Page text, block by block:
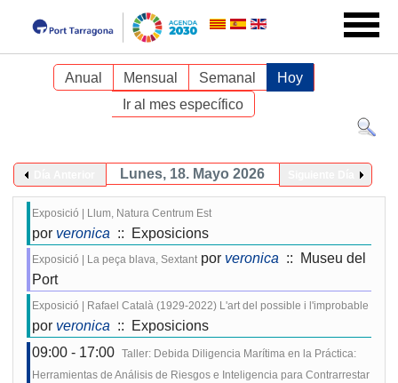
Anual Mensual Semanal
Hoy
Ir al mes específico
Lunes, 18. Mayo 2026
Exposició | Llum, Natura Centrum Est
por veronica :: Exposicions
Exposició | La peça blava, Sextant por veronica :: Museu del
Port
Exposició | Rafael Català (1929-2022) L'art del possible i l'improbable
por veronica :: Exposicions
09:00 - 17:00 Taller: Debida Diligencia Marítima en la Práctica:
Herramientas de Análisis de Riesgos e Inteligencia para Contrarrestar